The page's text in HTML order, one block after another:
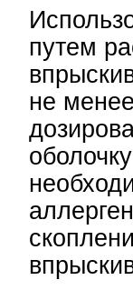
путем
не